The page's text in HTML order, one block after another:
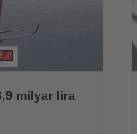
milyar lira